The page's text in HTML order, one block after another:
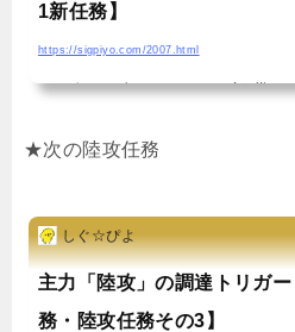
1新任務】
https://sigpiyo.com/2007.html
こんばんはー改めてイベントお疲れ様で
回す生活をしてましたｗ 前回イベント終
ｗあ号い号・東急7回すら終わってない
ヤバイなーと思いつつ艦これを開いてみ
け ＜ ￣Y^Y^Y^Y￣基地航空隊用の新任
★次の陸攻任務
しぐ☆ぴよ
主力「陸攻」の調達トリガ
務・陸攻任務その3】